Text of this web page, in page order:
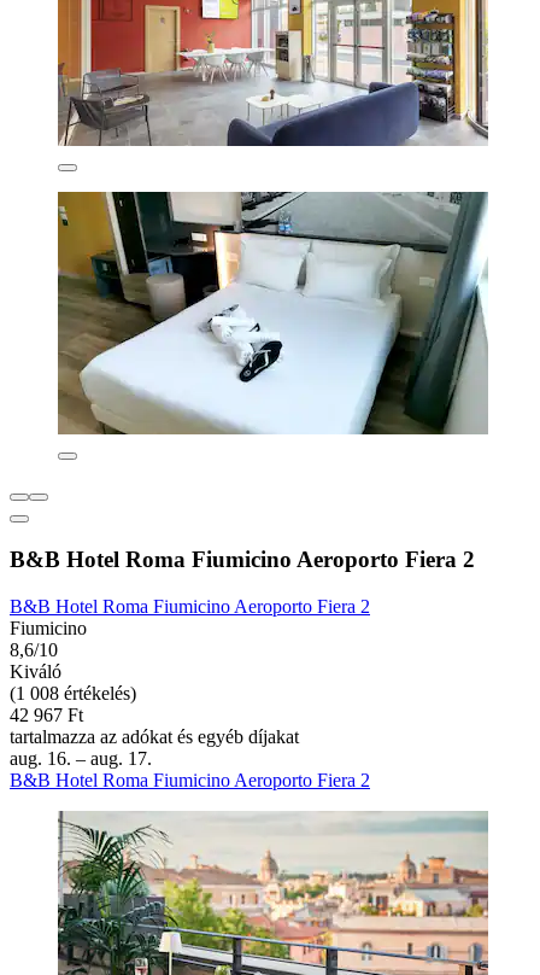
B&B Hotel Roma Fiumicino Aeroporto Fiera 2
B&B Hotel Roma Fiumicino Aeroporto Fiera 2
Fiumicino
8,6/10
Kiváló
(1 008 értékelés)
42 967 Ft
tartalmazza az adókat és egyéb díjakat
aug. 16. – aug. 17.
B&B Hotel Roma Fiumicino Aeroporto Fiera 2